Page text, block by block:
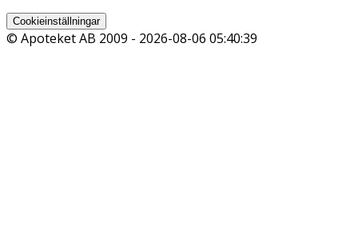
Cookieinställningar
© Apoteket AB 2009 - 2026-08-06 05:40:39